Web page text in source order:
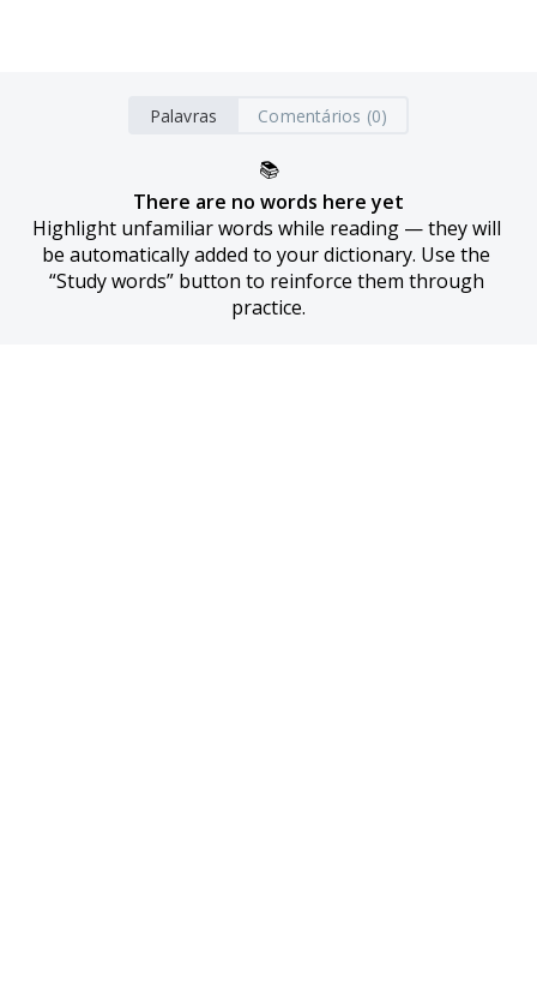
Palavras Comentários (0)
📚
There are no words here yet
Highlight unfamiliar words while reading — they will
be automatically added to your dictionary. Use the
“Study words” button to reinforce them through
practice.